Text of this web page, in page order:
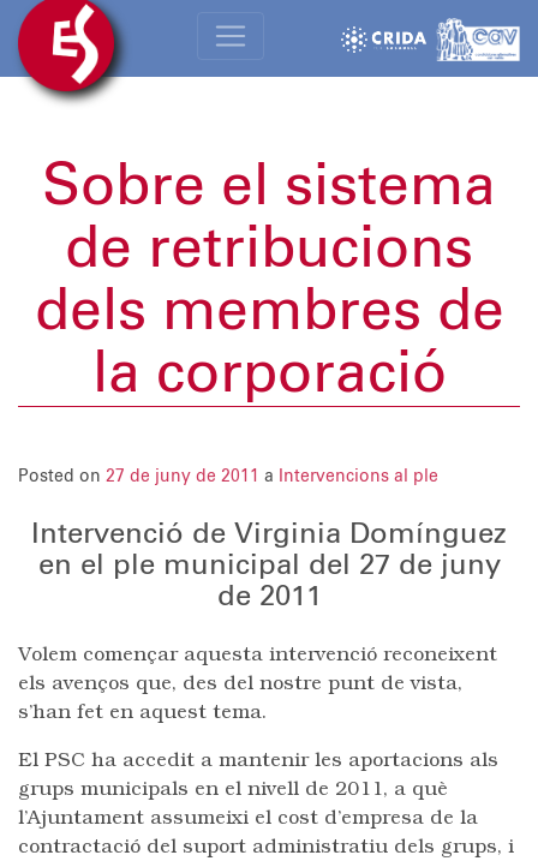
Sobre el sistema
de retribucions
dels membres de
la corporació
Posted on 27 de juny de 2011 a Intervencions al ple
Intervenció de Virginia Domínguez
en el ple municipal del 27 de juny
de 2011
Volem començar aquesta intervenció reconeixent
els avenços que, des del nostre punt de vista,
s’han fet en aquest tema.
El PSC ha accedit a mantenir les aportacions als
grups municipals en el nivell de 2011, a què
l’Ajuntament assumeixi el cost d’empresa de la
contractació del suport administratiu dels grups, i